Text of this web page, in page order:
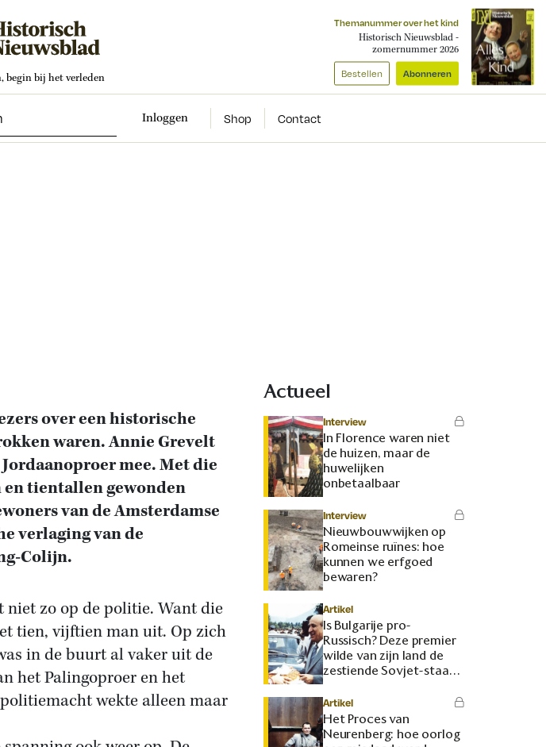
begin bij het verleden
Themanummer over het kind
Historisch Nieuwsblad -
zomernummer 2026
Bestellen Abonneren
Inloggen Shop Contact
over een historische
waren. Annie Grevelt
mee. Met die
en tientallen gewonden
van de Amsterdamse
verlaging van de
Colijn.
niet zo op de politie. Want die
tien, vijftien man uit. Op zich
in de buurt al vaker uit de
het Palingoproer en het
wekte alleen maar
Actueel
Interview
In Florence waren niet
de huizen, maar de
huwelijken
onbetaalbaar
Interview
Nieuwbouwwijken op
Romeinse ruïnes: hoe
kunnen we erfgoed
bewaren?
Artikel
Is Bulgarije pro-
Russisch? Deze premier
wilde van zijn land de
zestiende Sovjet-staat
maken
Artikel
Het Proces van
Neurenberg: hoe oorlog